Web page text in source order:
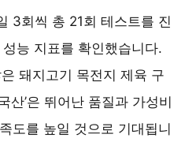
3회씩 총 21회 테스트를 진
능 지표를 확인했습니다.
돼지고기 목전지 제육 구
산’은 뛰어난 품질과 가성비
도를 높일 것으로 기대됩니